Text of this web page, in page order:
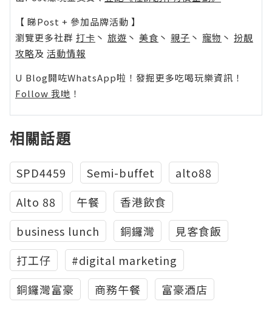
【 睇Post + 參加品牌活動 】
瀏覽更多社群 打卡 丶 旅遊 丶 美食 丶 親子 丶 寵物 丶 扮靚
攻略及 活動情報
U Blog開咗WhatsApp啦！發掘更多吃喝玩樂資訊！
Follow 我哋 ！
相關話題
SPD4459 Semi-buffet
alto88
Alto 88
午餐
香港飲食
business lunch
銅鑼灣
見客食飯
打工仔
#digital marketing
銅鑼灣富豪
商務午餐 富豪酒店